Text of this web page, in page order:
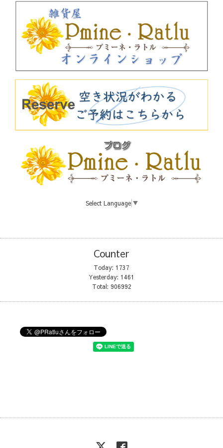
Select Language ▼
Counter
Today: 1737
Yesterday: 1461
Total: 906992